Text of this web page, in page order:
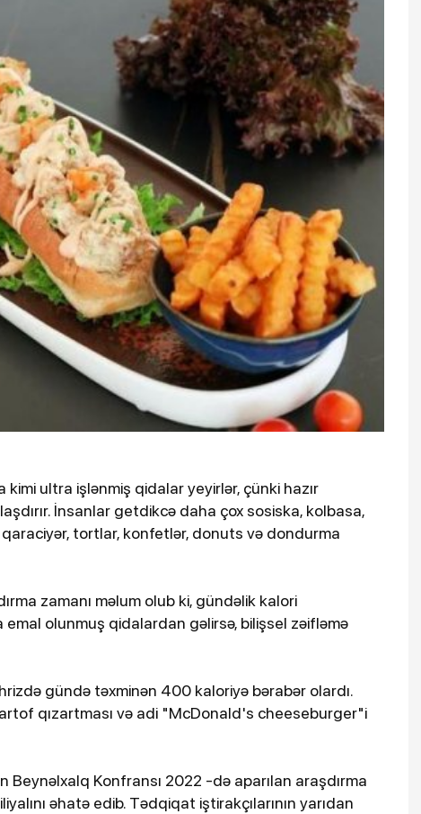
ultra işlənmiş qidalar yeyirlər, çünki hazır
İnsanlar getdikcə daha çox sosiska, kolbasa,
tortlar, konfetlər, donuts və dondurma
zamanı məlum olub ki, gündəlik kalori
olunmuş qidalardan gəlirsə, bilişsel zəifləmə
gündə təxminən 400 kaloriyə bərabər olardı.
qızartması və adi "McDonald's cheeseburger"i
Beynəlxalq Konfransı 2022 -də aparılan araşdırma
əhatə edib. Tədqiqat iştirakçılarının yarıdan
–
İçində yüzlərlə amfora olan
qədim gəmi tapıldı